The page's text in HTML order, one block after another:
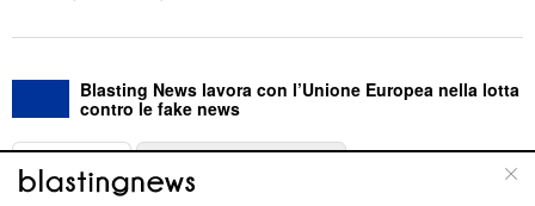
Blasting News lavora con l’Unione Europea nella lotta
contro le fake news
ABOUT